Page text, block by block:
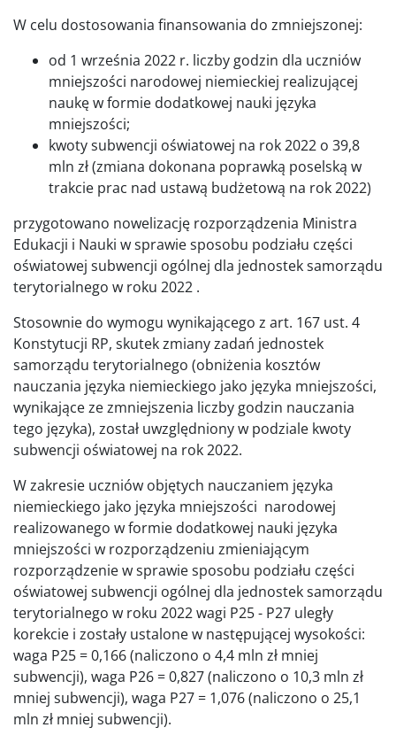
W celu dostosowania finansowania do zmniejszonej:
od 1 września 2022 r. liczby godzin dla uczniów
mniejszości narodowej niemieckiej realizującej
naukę w formie dodatkowej nauki języka
mniejszości;
kwoty subwencji oświatowej na rok 2022 o 39,8
mln zł (zmiana dokonana poprawką poselską w
trakcie prac nad ustawą budżetową na rok 2022)
przygotowano nowelizację rozporządzenia Ministra
Edukacji i Nauki w sprawie sposobu podziału części
oświatowej subwencji ogólnej dla jednostek samorządu
terytorialnego w roku 2022 .
Stosownie do wymogu wynikającego z art. 167 ust. 4
Konstytucji RP, skutek zmiany zadań jednostek
samorządu terytorialnego (obniżenia kosztów
nauczania języka niemieckiego jako języka mniejszości,
wynikające ze zmniejszenia liczby godzin nauczania
tego języka), został uwzględniony w podziale kwoty
subwencji oświatowej na rok 2022.
W zakresie uczniów objętych nauczaniem języka
niemieckiego jako języka mniejszości narodowej
realizowanego w formie dodatkowej nauki języka
mniejszości w rozporządzeniu zmieniającym
rozporządzenie w sprawie sposobu podziału części
oświatowej subwencji ogólnej dla jednostek samorządu
terytorialnego w roku 2022 wagi P25 - P27 uległy
korekcie i zostały ustalone w następującej wysokości:
waga P25 = 0,166 (naliczono o 4,4 mln zł mniej
subwencji), waga P26 = 0,827 (naliczono o 10,3 mln zł
mniej subwencji), waga P27 = 1,076 (naliczono o 25,1
mln zł mniej subwencji).